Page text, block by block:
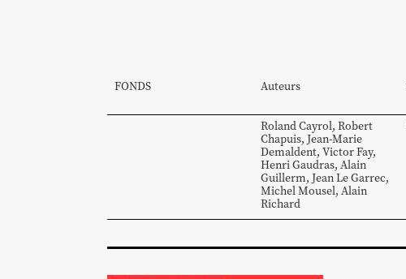
FONDS Auteurs
RolandCayrol, Robert
Chapuis, Jean-Marie
Demaldent, VictorFay,
HenriGaudras, Alain
Guillerm, JeanLe Garrec,
MichelMousel, Alain
Richard